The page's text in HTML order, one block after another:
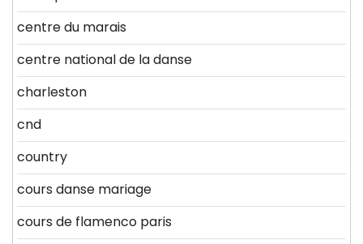
centre du marais
centre national de la danse
charleston
cnd
country
cours danse mariage
cours de flamenco paris